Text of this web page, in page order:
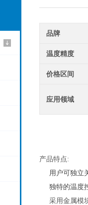
品牌
温度精度
价格区间
应用领域
产品特点:
用户可独立
独特的温度
采用金属模